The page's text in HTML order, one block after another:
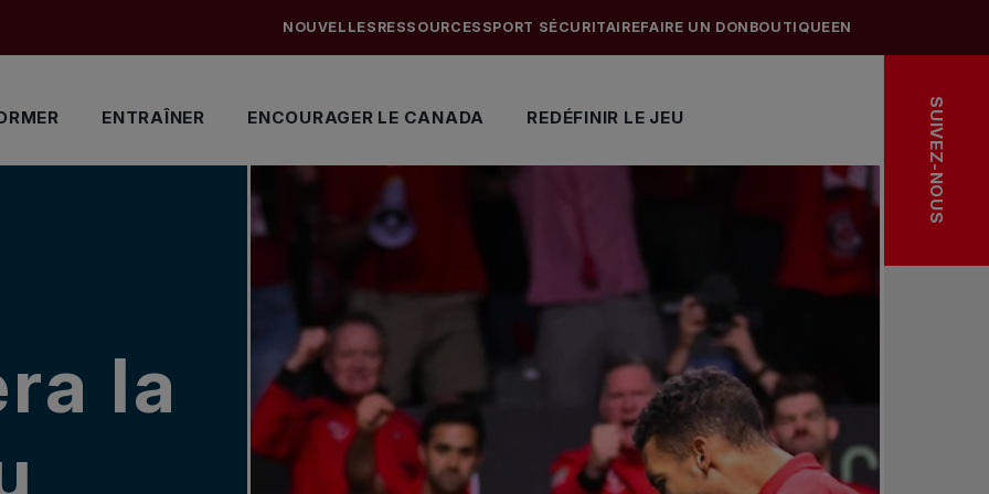
ENTRAÎNER ENCOURAGER LE CANADA REDÉFINIR LE JEU
NOUVELLES RESSOURCES SPORT SÉCURITAIREFAIRE UN DON BOUTIQUEEN
SUIVEZ-NOUS
la